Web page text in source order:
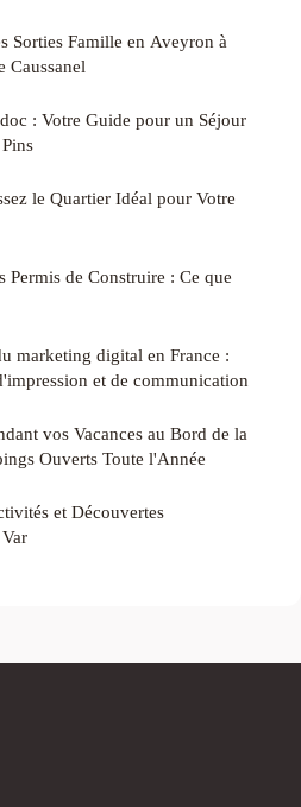
Sorties Famille en Aveyron à
Caussanel
: Votre Guide pour un Séjour
le Quartier Idéal pour Votre
Permis de Construire : Ce que
marketing digital en France :
et de communication
vos Vacances au Bord de la
Ouverts Toute l'Année
et Découvertes